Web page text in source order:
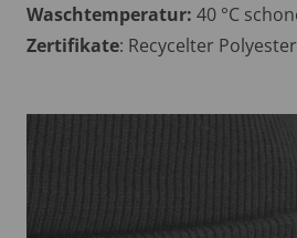
Waschtemperatur: 40 °C
Zertifikate: Recycelter Polyester